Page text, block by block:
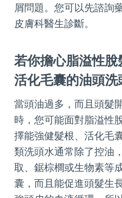
屑問題。您可以先諮詢
皮膚科醫生診斷。
若你擔心脂溢性脫
活化毛囊的油頭洗
當頭油過多，而且頭髮
時，您可能面對脂溢性
擇能強健髮根、活化毛
類洗頭水通常除了控油
取、鋸棕櫚或生物素等
囊，而且能促進頭髮生